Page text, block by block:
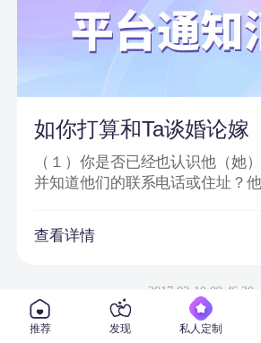
3、把中奖诈骗信息发到会员手机
录一个钓鱼网站进行汇款；
4、虚假信息为避免系统筛查及一
如你打算和Ta谈婚论嫁
（１）你是否已经也认识他（她
并知道他们的联系电话或住址？
私人社交圈子。
信他（她）真的在那里从事着他
作？
查看详情
2017-02-10 09:46:30
推荐 发现 私人定制